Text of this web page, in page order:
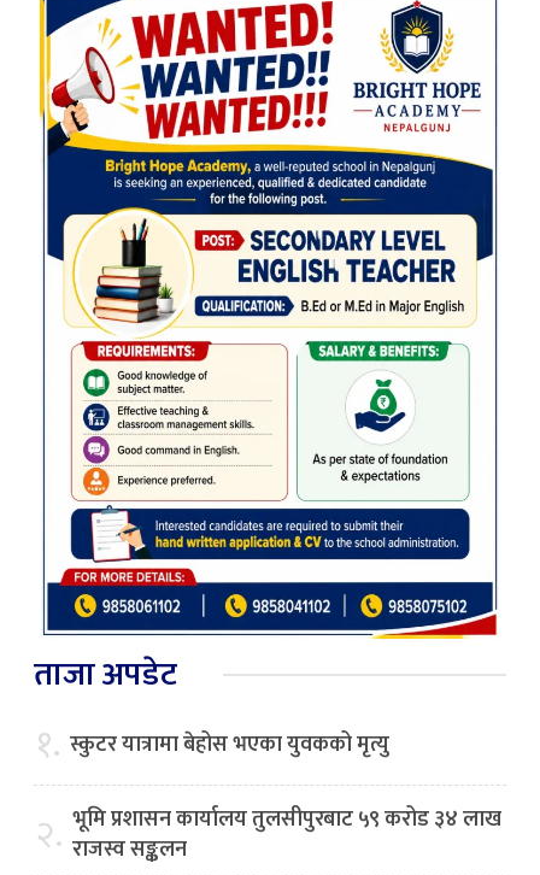
ताजा अपडेट
१. स्कुटर यात्रामा बेहोस भएका युवकको मृत्यु
२. भूमि प्रशासन कार्यालय तुलसीपुरबाट ५९ करोड ३४ लाख
राजस्व सङ्कलन